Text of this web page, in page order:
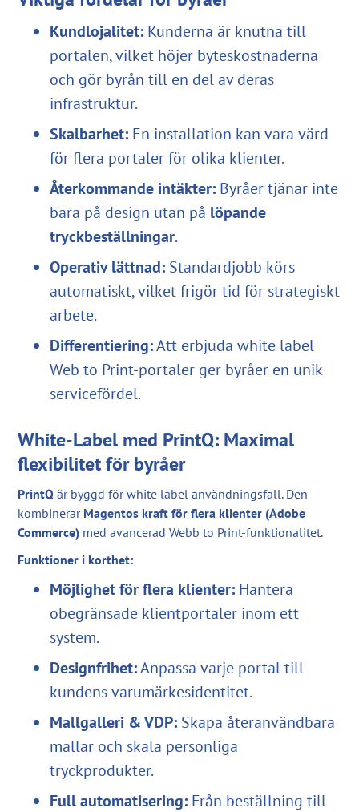
Kundlojalitet: Kunderna är knutna till
portalen, vilket höjer byteskostnaderna
och gör byrån till en del av deras
infrastruktur.
Skalbarhet: En installation kan vara värd
för flera portaler för olika klienter.
Återkommande intäkter: Byråer tjänar inte
bara på design utan på löpande
tryckbeställningar.
Operativ lättnad: Standardjobb körs
automatiskt, vilket frigör tid för strategiskt
arbete.
Differentiering:Att erbjuda white label
Web to Print-portaler ger byråer en unik
servicefördel.
White-Label med PrintQ: Maximal
flexibilitet för byråer
PrintQ är byggd för white label användningsfall. Den
kombinerar Magentos kraft för flera klienter (Adobe
Commerce) med avancerad Webb to Print-funktionalitet.
Funktioner i korthet:
Möjlighet för flera klienter: Hantera
obegränsade klientportaler inom ett
system.
Designfrihet:Anpassa varje portal till
kundens varumärkesidentitet.
Mallgalleri & VDP: Skapa återanvändbara
mallar och skala personliga
tryckprodukter.
Full automatisering: Från beställning till